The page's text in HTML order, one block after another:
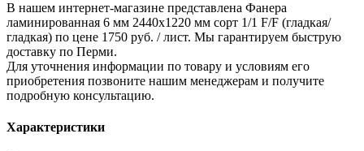
В нашем интернет-магазине представлена Фанера
ламинированная 6 мм 2440x1220 мм сорт 1/1 F/F (гладкая/
гладкая) по цене 1750 руб. / лист. Мы гарантируем быструю
доставку по Перми.
Для уточнения информации по товару и условиям его
приобретения позвоните нашим менеджерам и получите
подробную консультацию.
Характеристики